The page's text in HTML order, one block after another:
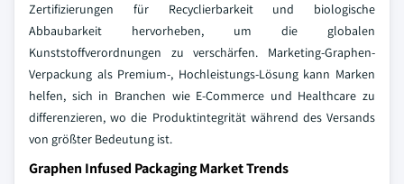
Zertifizierungen für Recyclierbarkeit und biologische
Abbaubarkeit hervorheben, um die globalen
Kunststoffverordnungen zu verschärfen. Marketing-Graphen-
Verpackung als Premium-, Hochleistungs-Lösung kann Marken
helfen, sich in Branchen wie E-Commerce und Healthcare zu
differenzieren, wo die Produktintegrität während des Versands
von größter Bedeutung ist.
Graphen Infused Packaging Market Trends